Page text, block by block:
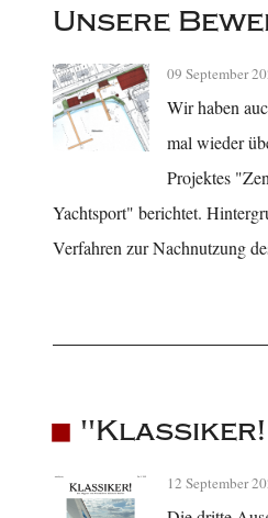
Unsere
09 September
Wir haben
mal wieder
Projektes
Yachtsport" berichtet.
Verfahren zur Nachnutzung
12 September